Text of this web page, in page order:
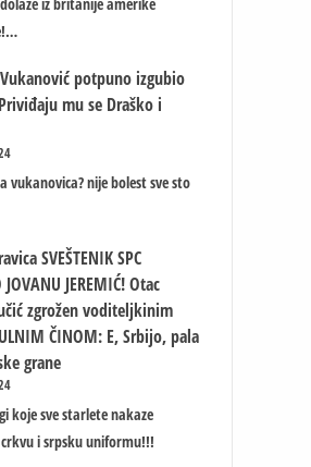
Vukanović potpuno izgubio
mu se Draško i
vukanovica? nije bolest sve sto
SVEŠTENIK SPC
JEREMIĆ! Otac
zgrožen voditeljkinim
ČINOM: E, Srbijo, pala
grane
koje sve starlete nakaze
i srpsku uniformu!!!